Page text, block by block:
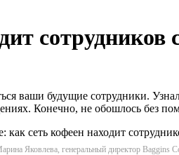
сотрудников
ваши будущие сотрудники.
Конечно, не обошлось без
Яковлева, генеральный директор Baggins